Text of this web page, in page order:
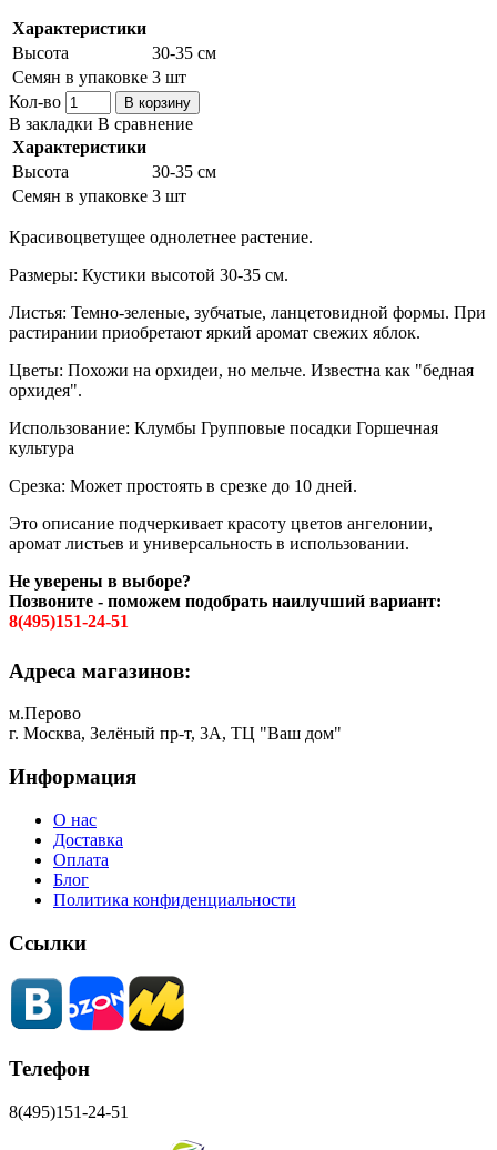
Характеристики
Высота
30-35 см
Семян в упаковке 3 шт
Кол-во
В корзину
В закладки В сравнение
Характеристики
Высота
30-35 см
Семян в упаковке 3 шт
Красивоцветущее однолетнее растение.
Размеры: Кустики высотой 30-35 см.
Листья: Темно-зеленые, зубчатые, ланцетовидной формы. При
растирании приобретают яркий аромат свежих яблок.
Цветы: Похожи на орхидеи, но мельче. Известна как "бедная
орхидея".
Использование: Клумбы Групповые посадки Горшечная
культура
Срезка: Может простоять в срезке до 10 дней.
Это описание подчеркивает красоту цветов ангелонии,
аромат листьев и универсальность в использовании.
Не уверены в выборе?
Позвоните - поможем подобрать наилучший вариант:
8(495)151-24-51
Адреса магазинов:
м.Перово
г. Москва, Зелёный пр-т, 3А, ТЦ "Ваш дом"
Информация
О нас
Доставка
Оплата
Блог
Политика конфиденциальности
Ссылки
Телефон
8(495)151-24-51